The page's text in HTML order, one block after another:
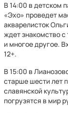
В 14:00 в детском
«Эхо» проведет
акварелисток
ждет знакомство
и многое другое.
12+.
В 15:00 в
старше шести лет
славянской
погрузятся в мир